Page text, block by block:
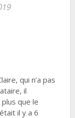
qui n’a pas
il
plus que le
il y a 6